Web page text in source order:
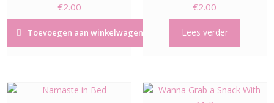
€2.00
Toevoegen aan winkelwagen
€2.00
Lees verder